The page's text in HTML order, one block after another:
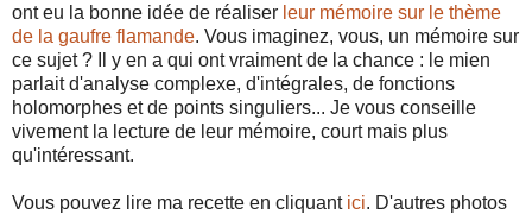
ont eu la bonne idée de réaliser leur mémoire sur le thème
de la gaufre flamande. Vous imaginez, vous, un mémoire sur
ce sujet ? Il y en a qui ont vraiment de la chance : le mien
parlait d'analyse complexe, d'intégrales, de fonctions
holomorphes et de points singuliers... Je vous conseille
vivement la lecture de leur mémoire, court mais plus
qu'intéressant.
Vous pouvez lire ma recette en cliquantici. D'autres photos